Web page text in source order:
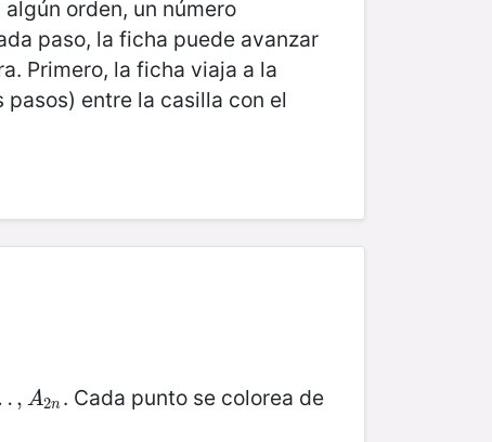
algún orden, un número
paso, la ficha puede avanzar
Primero, la ficha viaja a la
entre la casilla con el
, A2n
A2 n
. Cada punto se colorea de